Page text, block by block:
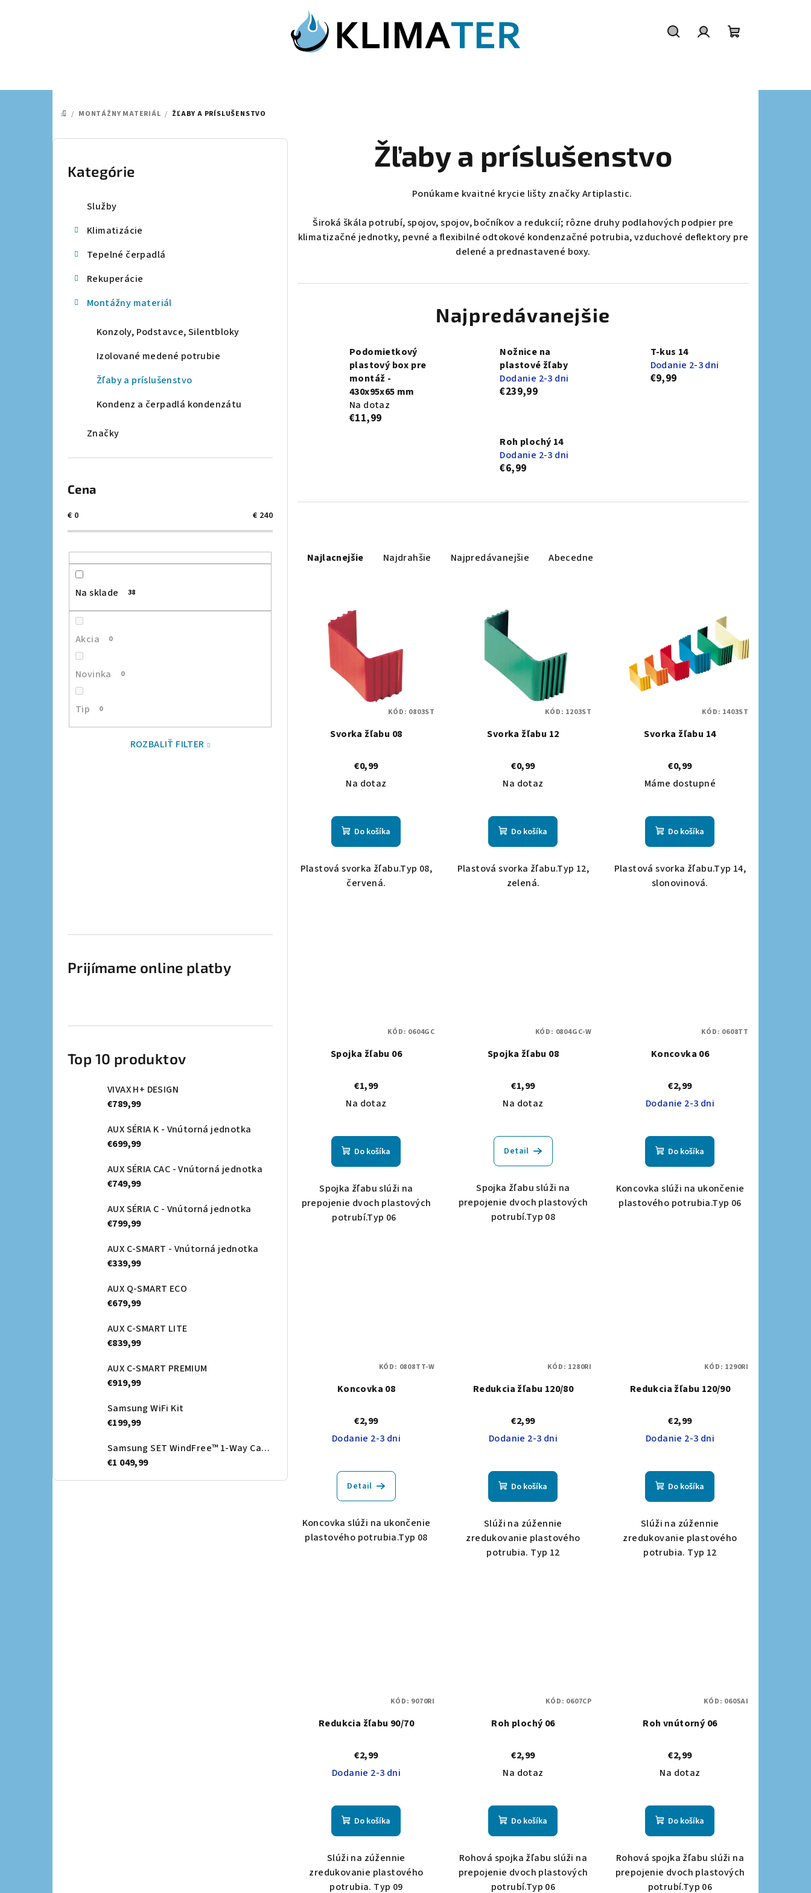
DOMOV
/ MONTÁŽNY MATERIÁL / ŽĽABY A PRÍSLUŠENSTVO
Preskočiť
kategórie
Kategórie
Služby
Klimatizácie
Tepelné čerpadlá
Rekuperácie
Montážny materiál
Konzoly, Podstavce, Silentbloky
Izolované medené potrubie
Žľaby a príslušenstvo
Kondenz a čerpadlá kondenzátu
Značky
Cena
€ 0 € 240
Na sklade 38
Akcia 0
Novinka 0
Tip 0
ROZBALIŤ FILTER
Prijímame online platby
Top 10 produktov
VIVAX H+ DESIGN
€789,99
AUX SÉRIA K - Vnútorná jednotka
€699,99
AUX SÉRIA CAC - Vnútorná jednotka
€749,99
AUX SÉRIA C - Vnútorná jednotka
€799,99
AUX C-SMART - Vnútorná jednotka
€339,99
AUX Q-SMART ECO
€679,99
AUX C-SMART LITE
€839,99
AUX C-SMART PREMIUM
€919,99
Samsung WiFi Kit
€199,99
Samsung SET WindFree™ 1-Way Cassette + Dekoračný panel - vnútorná jednotka
€1 049,99
Žľaby a príslušenstvo
Ponúkame kvaitné krycie lišty značkyArtiplastic.
Široká škála potrubí, spojov, spojov, bočníkov a redukcií; rôzne druhy podlahových podpier pre
klimatizačné jednotky, pevné a flexibilné odtokové kondenzačné potrubia, vzduchové deflektory pre
delené a prednastavené boxy.
Najpredávanejšie
Podomietkový
plastový box pre
montáž -
430x95x65 mm
Na dotaz
€11,99
Nožnice na
plastové žľaby
Dodanie 2-3 dni
€239,99
T-kus 14
Dodanie 2-3 dni
€9,99
Roh plochý 14
Dodanie 2-3 dni
€6,99
a
o
Najlacnejšie Najdrahšie Najpredávanejšie Abecedne
Svorka žľabu 08
€0,99
Na dotaz
Do košíka
Plastová svorka žľabu.Typ 08,
červená.
KÓD: 0803ST
Svorka žľabu 12
€0,99
Na dotaz
Do košíka
Plastová svorka žľabu.Typ 12,
zelená.
KÓD: 1203ST
Svorka žľabu 14
€0,99
Máme dostupné
Do košíka
Plastová svorka žľabu.Typ 14,
slonovinová.
KÓD: 1403ST
Spojka žľabu 06
€1,99
Na dotaz
Do košíka
Spojka žľabu slúži na
prepojenie dvoch plastových
potrubí.Typ 06
KÓD: 0604GC
Spojka žľabu 08
€1,99
Na dotaz
Detail
Spojka žľabu slúži na
prepojenie dvoch plastových
potrubí.Typ 08
KÓD: 0804GC-W
Koncovka 06
€2,99
Dodanie 2-3 dni
Do košíka
Koncovka slúži na ukončenie
plastového potrubia.Typ 06
KÓD: 0608TT
Koncovka 08
€2,99
Dodanie 2-3 dni
Detail
Koncovka slúži na ukončenie
plastového potrubia.Typ 08
KÓD: 0808TT-W
Redukcia žľabu 120/80
€2,99
Dodanie 2-3 dni
Do košíka
Slúži na zúžennie
zredukovanie plastového
potrubia. Typ 12
KÓD: 1280RI
Redukcia žľabu 120/90
€2,99
Dodanie 2-3 dni
Do košíka
Slúži na zúžennie
zredukovanie plastového
potrubia. Typ 12
KÓD: 1290RI
Redukcia žľabu 90/70
€2,99
Dodanie 2-3 dni
Do košíka
Slúži na zúžennie
zredukovanie plastového
potrubia. Typ 09
KÓD: 9070RI
Roh plochý 06
€2,99
Na dotaz
Do košíka
Rohová spojka žľabu slúži na
prepojenie dvoch plastových
potrubí.Typ 06
KÓD: 0607CP
Roh vnútorný 06
€2,99
Na dotaz
Do košíka
Rohová spojka žľabu slúži na
prepojenie dvoch plastových
potrubí.Typ 06
KÓD: 0605AI